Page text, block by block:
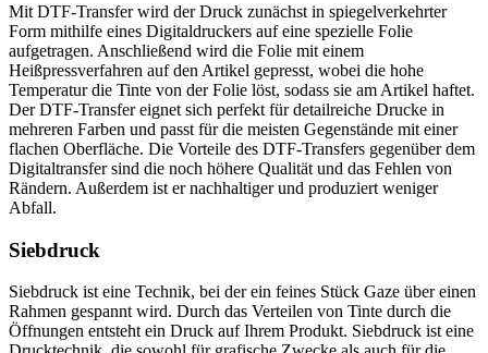
Mit DTF-Transfer wird der Druck zunächst in spiegelverkehrter
Form mithilfe eines Digitaldruckers auf eine spezielle Folie
aufgetragen. Anschließend wird die Folie mit einem
Heißpressverfahren auf den Artikel gepresst, wobei die hohe
Temperatur die Tinte von der Folie löst, sodass sie am Artikel haftet.
Der DTF-Transfer eignet sich perfekt für detailreiche Drucke in
mehreren Farben und passt für die meisten Gegenstände mit einer
flachen Oberfläche. Die Vorteile des DTF-Transfers gegenüber dem
Digitaltransfer sind die noch höhere Qualität und das Fehlen von
Rändern. Außerdem ist er nachhaltiger und produziert weniger
Abfall.
Siebdruck
Siebdruck ist eine Technik, bei der ein feines Stück Gaze über einen
Rahmen gespannt wird. Durch das Verteilen von Tinte durch die
Öffnungen entsteht ein Druck auf Ihrem Produkt. Siebdruck ist eine